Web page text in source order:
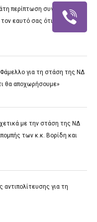
περίπτωση συγκάλυψης το
εαυτό σας ότι θα
για τη στάση της ΝΔ
θα αποχωρήσουμε»
με την στάση της ΝΔ
των κ.κ. Βορίδη και
για τη